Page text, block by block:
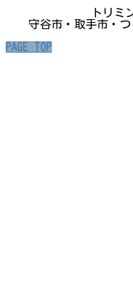
トリミ
守谷市・取手市・
PAGE TOP